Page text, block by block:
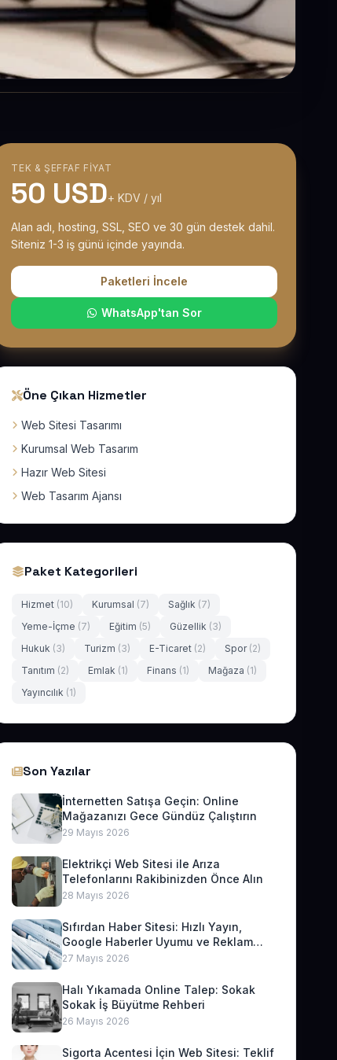
TEK & ŞEFFAF FIYAT
50 USD+ KDV / yıl
Alan adı, hosting, SSL, SEO ve 30 gün destek dahil.
Siteniz 1-3 iş günü içinde yayında.
Paketleri İncele
WhatsApp'tan Sor
Öne Çıkan Hizmetler
Web Sitesi Tasarımı
Kurumsal Web Tasarım
Hazır Web Sitesi
Web Tasarım Ajansı
Paket Kategorileri
Hizmet (10) Kurumsal (7) Sağlık (7)
Yeme-İçme (7) Eğitim (5) Güzellik (3)
Hukuk (3) Turizm (3) E-Ticaret (2) Spor (2)
Tanıtım (2) Emlak (1) Finans (1) Mağaza (1)
Yayıncılık (1)
Son Yazılar
İnternetten Satışa Geçin: Online
Mağazanızı Gece Gündüz Çalıştırın
29 Mayıs 2026
Elektrikçi Web Sitesi ile Arıza
Telefonlarını Rakibinizden Önce Alın
28 Mayıs 2026
Sıfırdan Haber Sitesi: Hızlı Yayın,
Google Haberler Uyumu ve Reklam
Geliri
27 Mayıs 2026
Halı Yıkamada Online Talep: Sokak
Sokak İş Büyütme Rehberi
26 Mayıs 2026
Sigorta Acentesi İçin Web Sitesi: Teklif